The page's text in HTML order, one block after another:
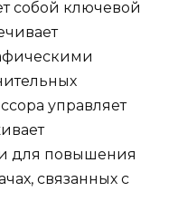
собой ключевой
управляет
для повышения
связанных с